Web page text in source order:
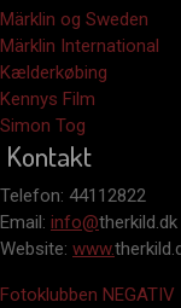
Märklin og Sweden
Märklin International
Kælderkøbing
Kennys Film
Simon Tog
Kontakt
Telefon: 44112822
Email: info@therkild.dk
Website: www.
Fotoklubben NEGATIV